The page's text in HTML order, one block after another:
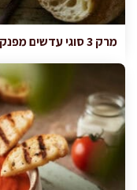
מרק 3 סוגי עדשים מפנק וסמיך שמרגיש כמו ארוחה